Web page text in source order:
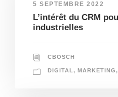
5 SEPTEMBRE 2022
L’intérêt du CRM
industrielles
CBOSCH
DIGITAL, MARKETING,